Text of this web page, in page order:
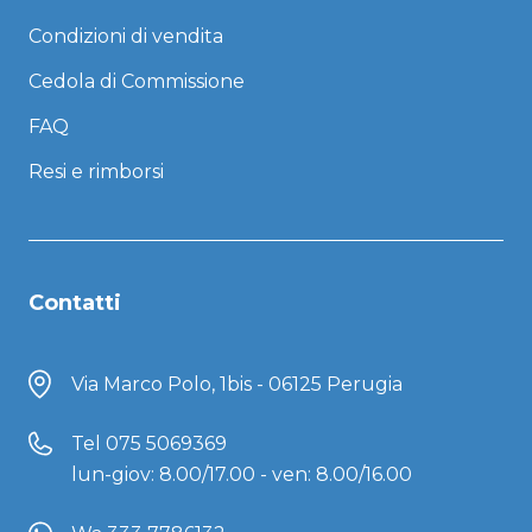
Condizioni di vendita
Cedola di Commissione
FAQ
Resi e rimborsi
Contatti
Via Marco Polo, 1bis - 06125 Perugia
Tel 075 5069369
lun-giov: 8.00/17.00 - ven: 8.00/16.00